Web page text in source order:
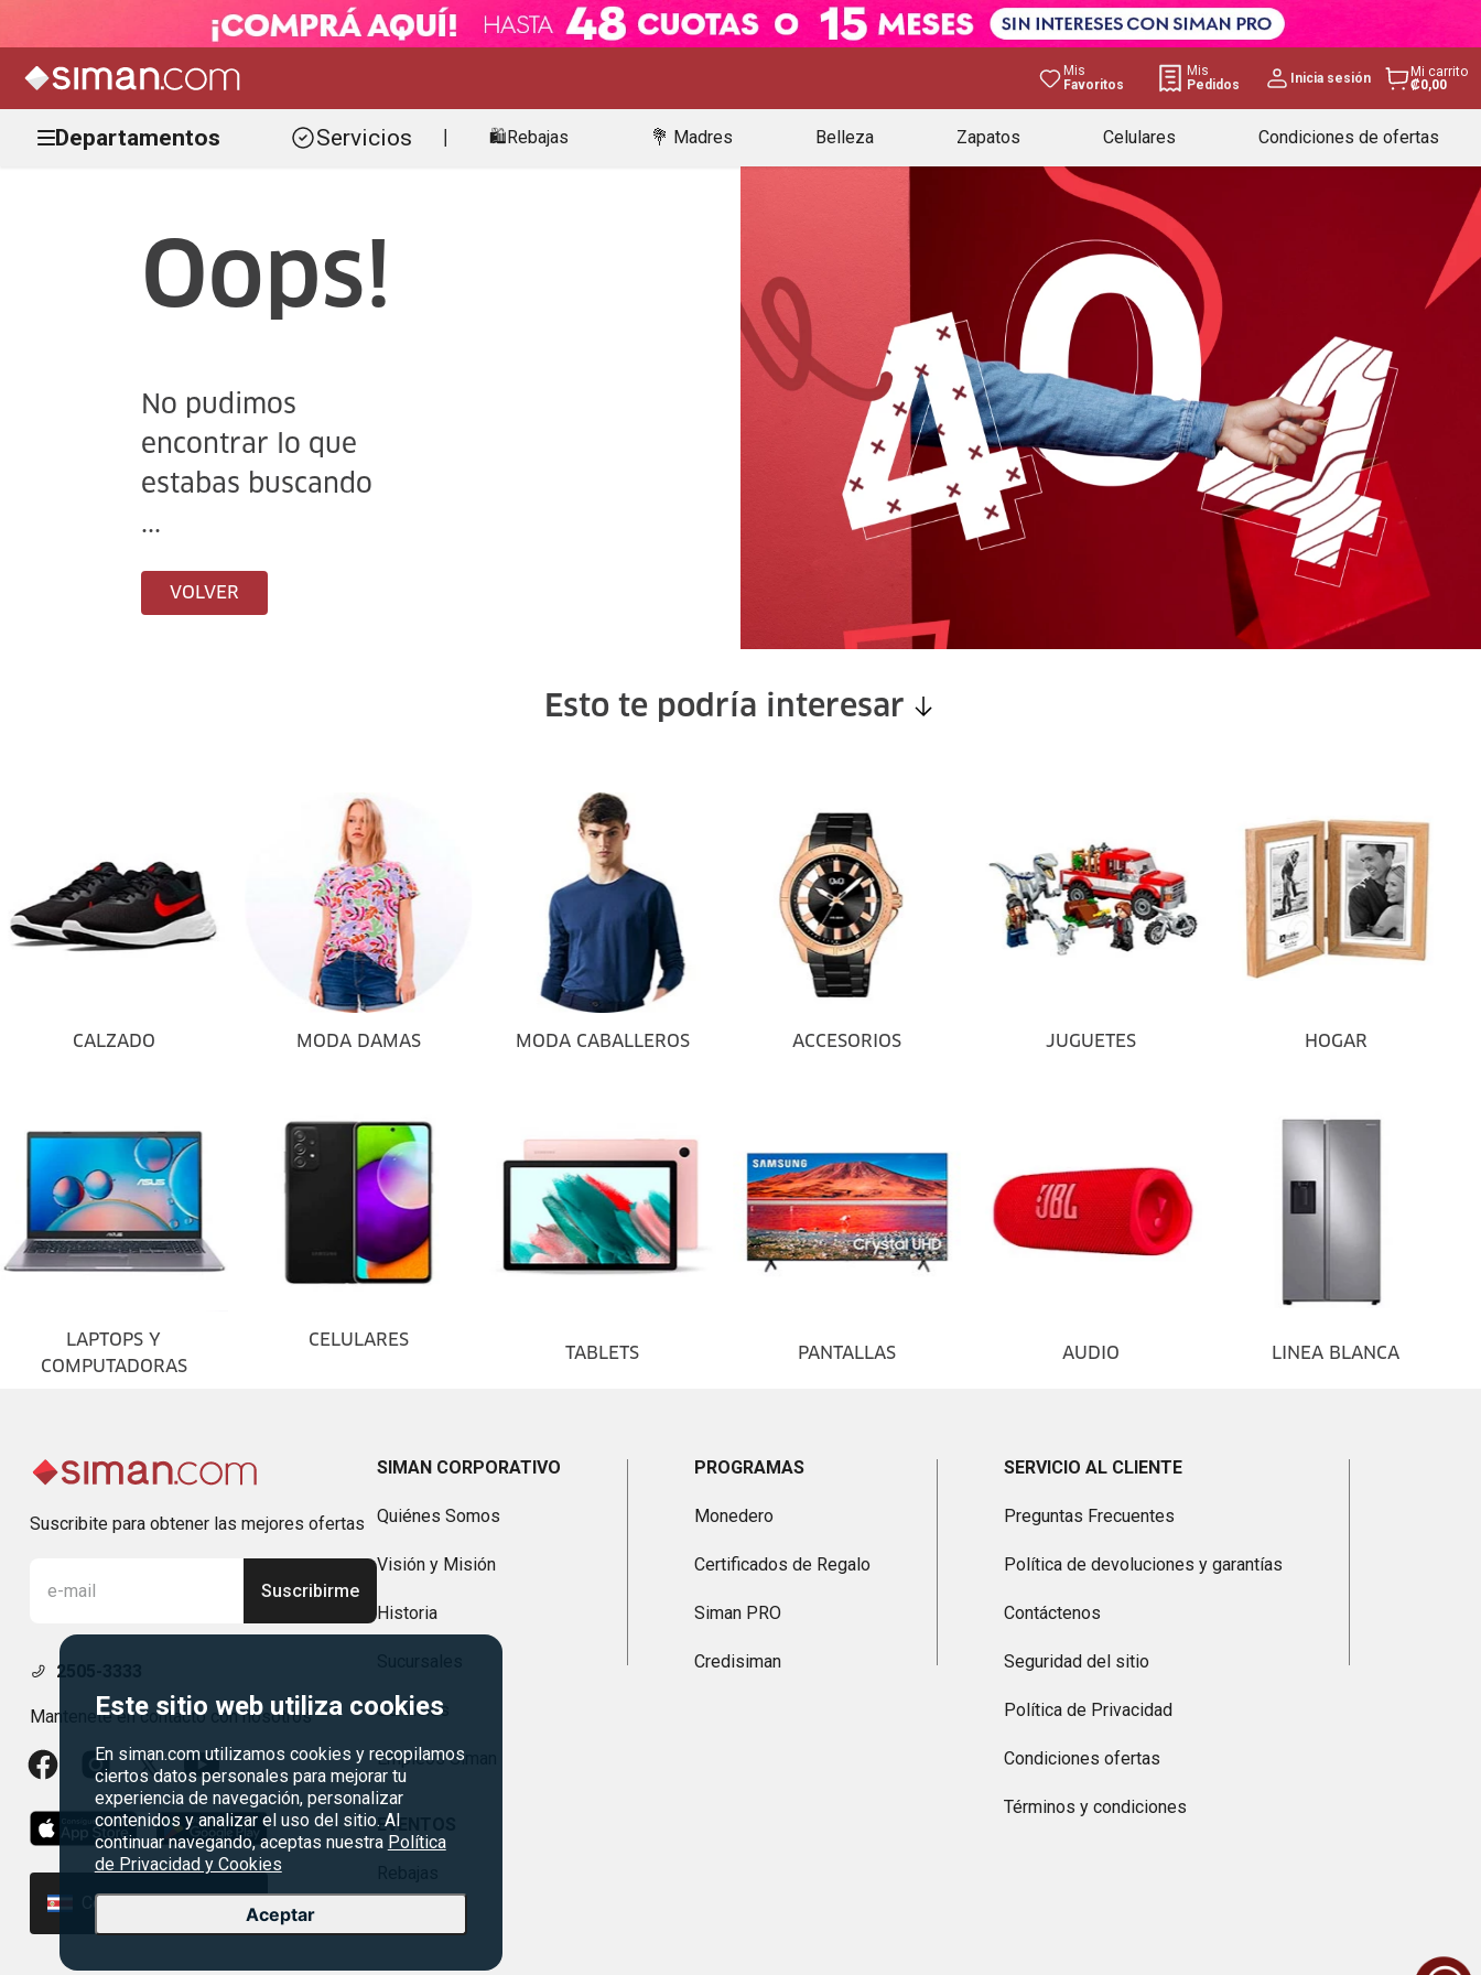
Mis
Favoritos
Mis
Pedidos
Inicia sesión
Mi carrito
₡0,00
Departamentos Servicios 🛍️Rebajas 💐 Madres Belleza Zapatos Celulares Condiciones de ofertas
Este sitio web utiliza cookies
En siman.com utilizamos cookies y recopilamos
ciertos datos personales para mejorar tu
experiencia de navegación, personalizar
contenidos y analizar el uso del sitio. Al
continuar navegando, aceptas nuestra Política
de Privacidad y Cookies
Aceptar
Oops!
No pudimos
encontrar lo que
estabas buscando
...
VOLVER
Esto te podría interesar
CALZADO MODA DAMAS MODA CABALLEROS ACCESORIOS JUGUETES HOGAR
LAPTOPS Y
COMPUTADORAS
CELULARES
TABLETS PANTALLAS AUDIO LINEA BLANCA
Suscribite para obtener las mejores ofertas
Suscribirme
2505-3333
Mantenete en contacto con nosotros
Costa Rica | ₡
SIMAN CORPORATIVO
Quiénes Somos
Visión y Misión
Historia
Servicios
Empleos Siman
PROGRAMAS
Monedero
Certificados de Regalo
Siman PRO
Credisiman
SERVICIO AL CLIENTE
Preguntas Frecuentes
Política de devoluciones y garantías
Contáctenos
Seguridad del sitio
Política de Privacidad
Condiciones ofertas
Términos y condiciones
EVENTOS